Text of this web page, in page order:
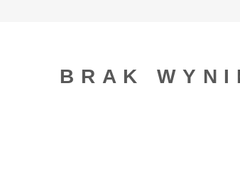
BRAK